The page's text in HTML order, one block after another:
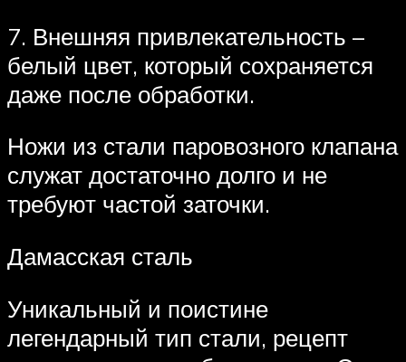
7. Внешняя привлекательность –
белый цвет, который сохраняется
даже после обработки.
Ножи из стали паровозного клапана
служат достаточно долго и не
требуют частой заточки.
Дамасская сталь
Уникальный и поистине
легендарный тип стали, рецепт